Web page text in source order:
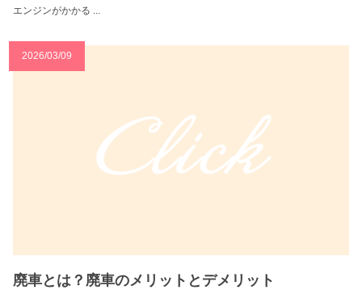
エンジンがかかる ...
2026/03/09
廃車とは？廃車のメリットとデメリット